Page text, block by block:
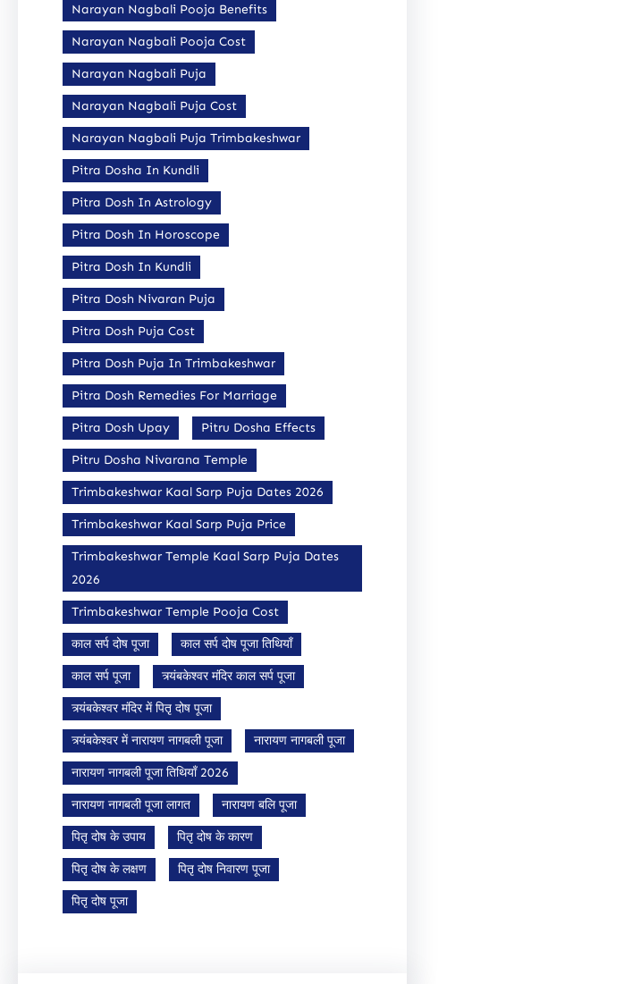
Narayan Nagbali Pooja Benefits
Narayan Nagbali Pooja Cost
Narayan Nagbali Puja
Narayan Nagbali Puja Cost
Narayan Nagbali Puja Trimbakeshwar
Pitra Dosha In Kundli
Pitra Dosh In Astrology
Pitra Dosh In Horoscope
Pitra Dosh In Kundli
Pitra Dosh Nivaran Puja
Pitra Dosh Puja Cost
Pitra Dosh Puja In Trimbakeshwar
Pitra Dosh Remedies For Marriage
Pitra Dosh Upay Pitru Dosha Effects
Pitru Dosha Nivarana Temple
Trimbakeshwar Kaal Sarp Puja Dates 2026
Trimbakeshwar Kaal Sarp Puja Price
Trimbakeshwar Temple Kaal Sarp Puja Dates
2026
Trimbakeshwar Temple Pooja Cost
काल सर्प दोष पूजा काल सर्प दोष पूजा तिथियाँ
काल सर्प पूजा त्र्यंबकेश्वर मंदिर काल सर्प पूजा
त्र्यंबकेश्वर मंदिर में पितृ दोष पूजा
त्र्यंबकेश्वर में नारायण नागबली पूजा नारायण नागबली पूजा
नारायण नागबली पूजा तिथियाँ 2026
नारायण नागबली पूजा लागत नारायण बलि पूजा
पितृ दोष के उपाय पितृ दोष के कारण
पितृ दोष के लक्षण पितृ दोष निवारण पूजा
पितृ दोष पूजा